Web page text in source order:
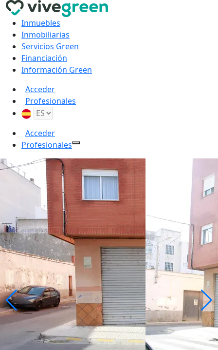
Inmuebles
Inmobiliarias
Servicios Green
Financiación
Información Green
Acceder
Profesionales
Acceder
Profesionales